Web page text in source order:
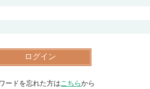
ードを忘れた方はこちらから